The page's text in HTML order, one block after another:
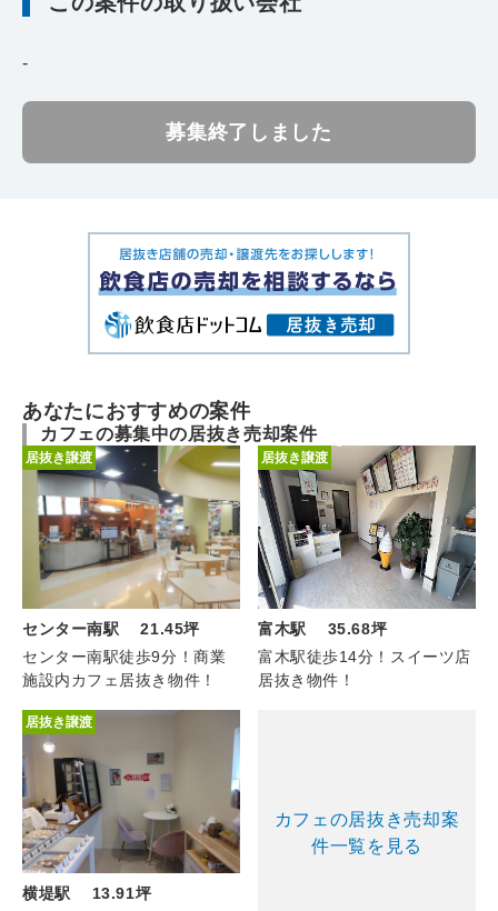
-
募集終了しました
あなたにおすすめの案件
カフェの募集中の居抜き売却案件
居抜き譲渡
センター南駅 21.45坪
センター南駅徒歩9分！商業
施設内カフェ居抜き物件！
居抜き譲渡
富木駅 35.68坪
富木駅徒歩14分！スイーツ店
居抜き物件！
居抜き譲渡
横堤駅 13.91坪
カフェの居抜き売却案
件一覧を見る